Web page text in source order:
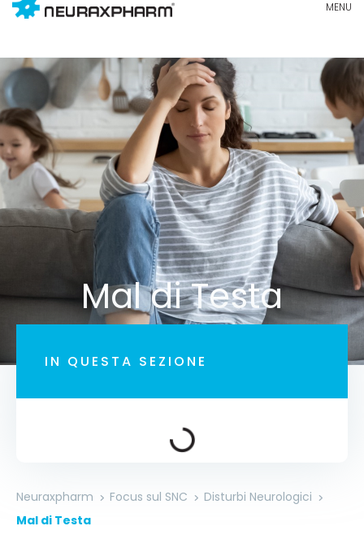
Mal di Testa
IN QUESTA SEZIONE
Neuraxpharm Focus sul SNC
Disturbi Neurologici
Mal di Testa